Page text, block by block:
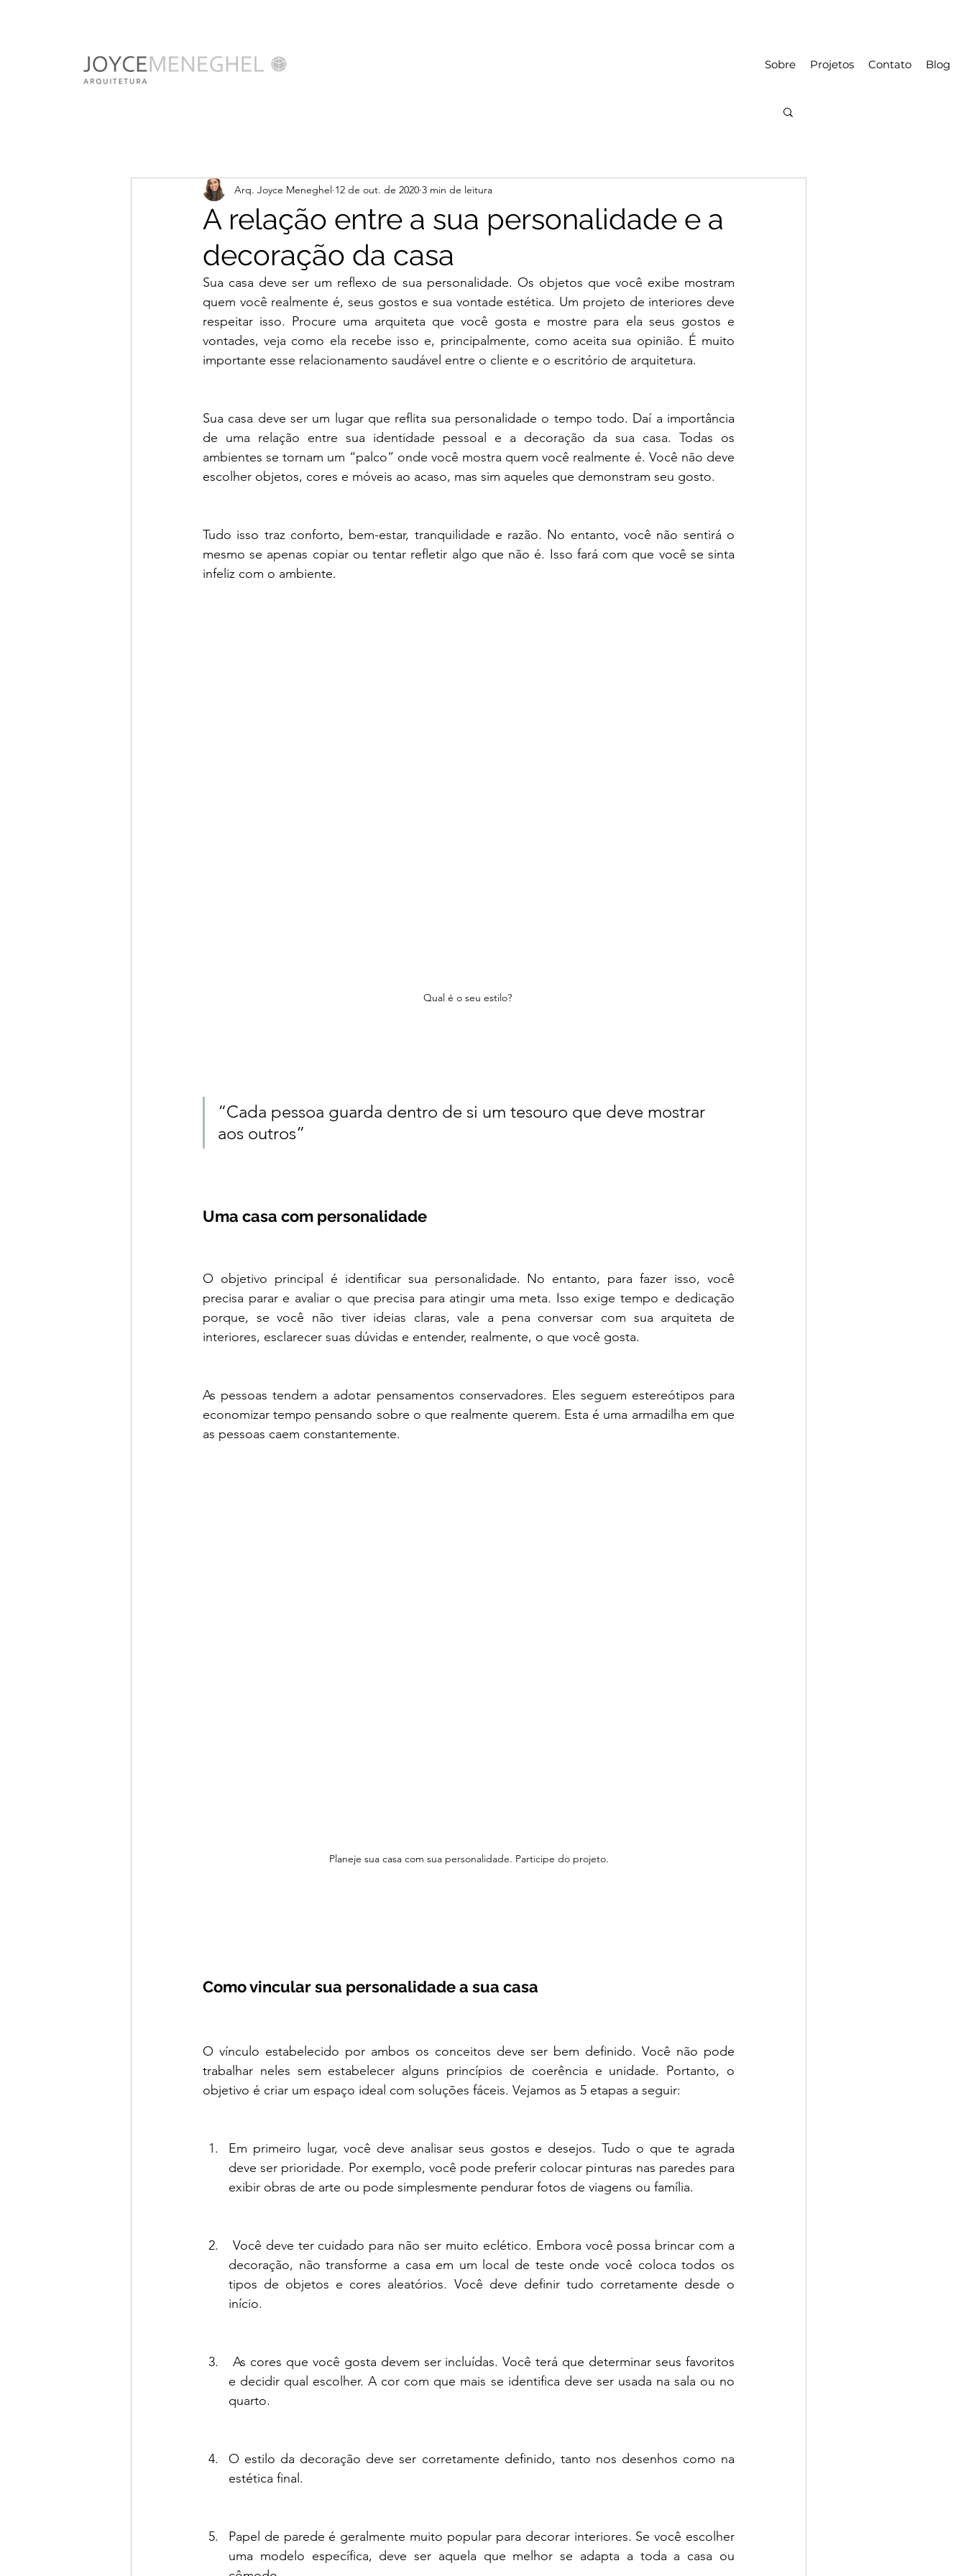
Sobre Projetos Contato Blog
A relação entre a sua personalidade e a
decoração da casa
Arq. Joyce Meneghel 12 de out. de 2020 3 min de leitura
Sua casa deve ser um reflexo de sua personalidade. Os objetos que você exibe mostram
quem você realmente é, seus gostos e sua vontade estética. Um projeto de interiores deve
respeitar isso. Procure uma arquiteta que você gosta e mostre para ela seus gostos e
vontades, veja como ela recebe isso e, principalmente, como aceita sua opinião. É muito
importante esse relacionamento saudável entre o cliente e o escritório de arquitetura.
Sua casa deve ser um lugar que reflita sua personalidade o tempo todo. Daí a importância
de uma relação entre sua identidade pessoal e a decoração da sua casa. Todas os
ambientes se tornam um “palco” onde você mostra quem você realmente é. Você não deve
escolher objetos, cores e móveis ao acaso, mas sim aqueles que demonstram seu gosto.
Tudo isso traz conforto, bem-estar, tranquilidade e razão. No entanto, você não sentirá o
mesmo se apenas copiar ou tentar refletir algo que não é. Isso fará com que você se sinta
infeliz com o ambiente.
Qual é o seu estilo?
“Cada pessoa guarda dentro de si um tesouro que deve mostrar
aos outros”
Uma casa com personalidade
O objetivo principal é identificar sua personalidade. No entanto, para fazer isso, você
precisa parar e avaliar o que precisa para atingir uma meta. Isso exige tempo e dedicação
porque, se você não tiver ideias claras, vale a pena conversar com sua arquiteta de
interiores, esclarecer suas dúvidas e entender, realmente, o que você gosta.
As pessoas tendem a adotar pensamentos conservadores. Eles seguem estereótipos para
economizar tempo pensando sobre o que realmente querem. Esta é uma armadilha em que
as pessoas caem constantemente.
Planeje sua casa com sua personalidade. Participe do projeto.
Como vincular sua personalidade a sua casa
O vínculo estabelecido por ambos os conceitos deve ser bem definido. Você não pode
trabalhar neles sem estabelecer alguns princípios de coerência e unidade. Portanto, o
objetivo é criar um espaço ideal com soluções fáceis. Vejamos as 5 etapas a seguir:
Em primeiro lugar, você deve analisar seus gostos e desejos. Tudo o que te agrada
deve ser prioridade. Por exemplo, você pode preferir colocar pinturas nas paredes para
exibir obras de arte ou pode simplesmente pendurar fotos de viagens ou família.
decoração, não transforme a casa em um local de teste onde você coloca todos os
tipos de objetos e cores aleatórios. Você deve definir tudo corretamente desde o
início.
e decidir qual escolher. A cor com que mais se identifica deve ser usada na sala ou no
quarto.
O estilo da decoração deve ser corretamente definido, tanto nos desenhos como na
estética final.
Papel de parede é geralmente muito popular para decorar interiores. Se você escolher
uma modelo específica, deve ser aquela que melhor se adapta a toda a casa ou